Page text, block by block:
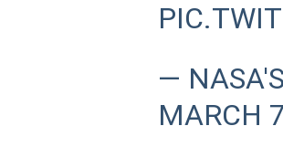
—
MARCH